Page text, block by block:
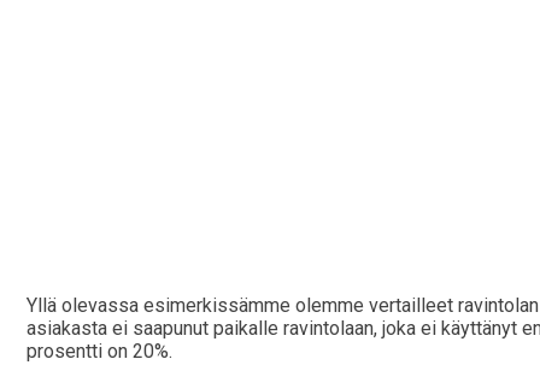
Yllä olevassa esimerkissämme olemme vertailleet
asiakasta ei saapunut paikalle ravintolaan, joka ei käyttänyt
prosentti on 20%.